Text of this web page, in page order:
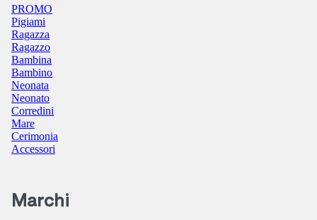
PROMO
Pigiami
Ragazza
Ragazzo
Bambina
Bambino
Neonata
Neonato
Corredini
Mare
Cerimonia
Accessori
Marchi